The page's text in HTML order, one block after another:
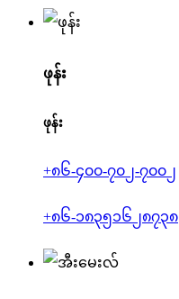
ဖုန်း
ဖုန်း
+၈၆-၄၀၀-၇၀၂-၇၀၀၂
+၈၆-၁၈၃၅၁၆၂၈၇၃၈